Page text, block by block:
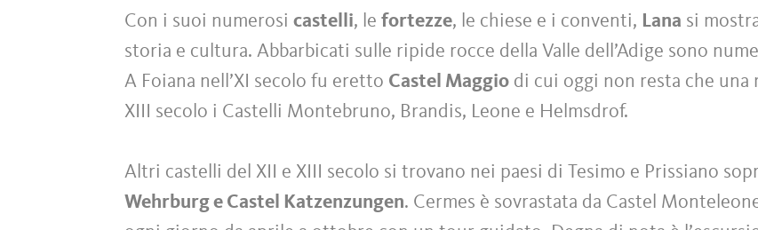
Con i suoi numerosi castelli, le fortezze, le chiese e i conventi, Lana si
storia e cultura. Abbarbicati sulle ripide rocce della Valle dell’Adige sono
A Foiana nell’XI secolo fu eretto Castel Maggio di cui oggi non resta che una
XIII secolo i Castelli Montebruno, Brandis, Leone e Helmsdrof.
Altri castelli del XII e XIII secolo si trovano nei paesi di Tesimo e Prissiano
Wehrburg e Castel Katzenzungen. Cermes è sovrastata da Castel